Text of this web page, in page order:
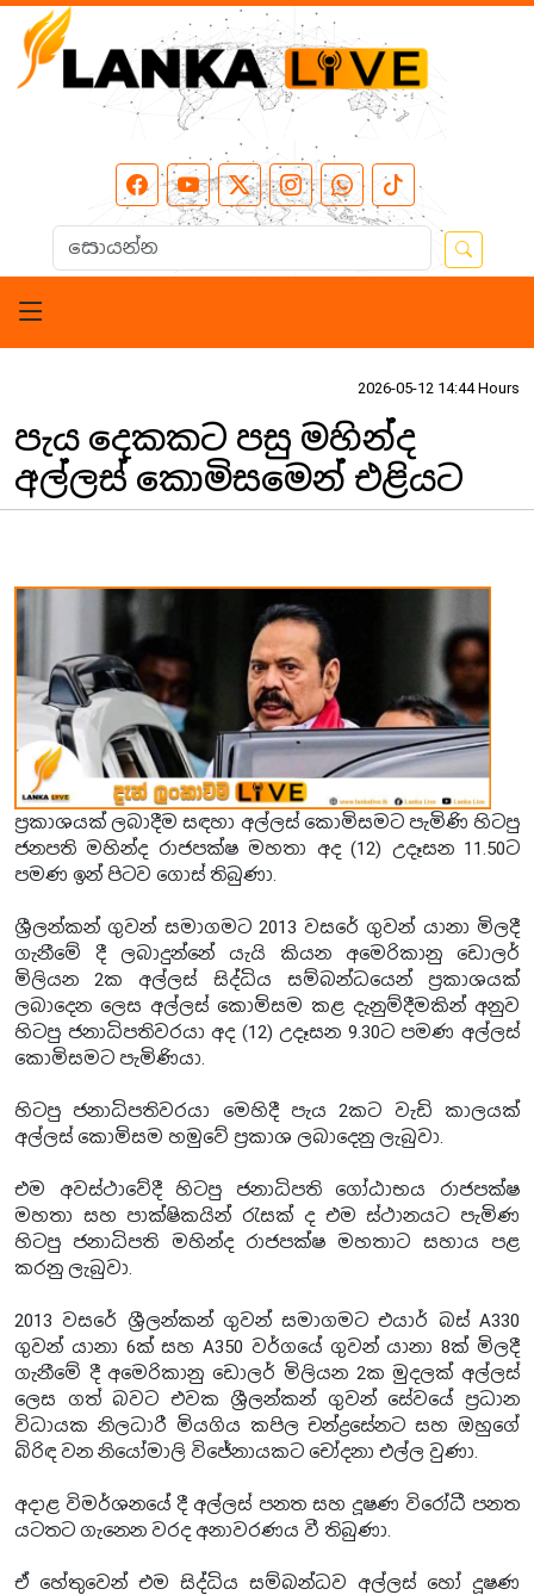
2026-05-12 14:44 Hours
පැය දෙකකට පසු මහින්ද
අල්ලස් කොමිසමෙන් එළියට
ප්‍රකාශයක් ලබාදීම සඳහා අල්ලස් කොමිසමට පැමිණි හිටපු
ජනපති මහින්ද රාජපක්ෂ මහතා අද (12) උදෑසන 11.50ට
පමණ ඉන් පිටව ගොස් තිබුණා.
ශ්‍රීලන්කන් ගුවන් සමාගමට 2013 වසරේ ගුවන් යානා මිලදී
ගැනීමේ දී ලබාදුන්නේ යැයි කියන අමෙරිකානු ඩොලර්
මිලියන 2ක අල්ලස් සිද්ධිය සම්බන්ධයෙන් ප්‍රකාශයක්
ලබාදෙන ලෙස අල්ලස් කොමිසම කළ දැනුම්දීමකින් අනුව
හිටපු ජනාධිපතිවරයා අද (12) උදෑසන 9.30ට පමණ අල්ලස්
කොමිසමට පැමිණියා.
හිටපු ජනාධිපතිවරයා මෙහිදී පැය 2කට වැඩි කාලයක්
අල්ලස් කොමිසම හමුවේ ප්‍රකාශ ලබාදෙනු ලැබුවා.
එම අවස්ථාවේදී හිටපු ජනාධිපති ගෝඨාභය රාජපක්ෂ
මහතා සහ පාක්ෂිකයින් රැසක් ද එම ස්ථානයට පැමිණ
හිටපු ජනාධිපති මහින්ද රාජපක්ෂ මහතාට සහාය පළ
කරනු ලැබුවා.
2013 වසරේ ශ්‍රීලන්කන් ගුවන් සමාගමට එයාර් බස් A330
ගුවන් යානා 6ක් සහ A350 වර්ගයේ ගුවන් යානා 8ක් මිලදී
ගැනීමේ දී අමෙරිකානු ඩොලර් මිලියන 2ක මුදලක් අල්ලස්
ලෙස ගත් බවට එවක ශ්‍රීලන්කන් ගුවන් සේවයේ ප්‍රධාන
විධායක නිලධාරී මියගිය කපිල චන්ද්‍රසේනට සහ ඔහුගේ
බිරිඳ වන නියෝමාලි විජේනායකට චෝදනා එල්ල වුණා.
අදාළ විමර්ශනයේ දී අල්ලස් පනත සහ දූෂණ විරෝධී පනත
යටතට ගැනෙන වරද අනාවරණය වී තිබුණා.
ඒ හේතුවෙන් එම සිද්ධිය සම්බන්ධව අල්ලස් හෝ දූෂණ